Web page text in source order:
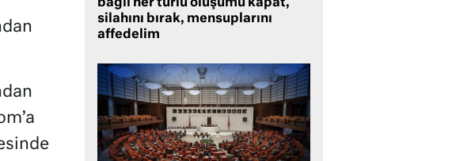
bağlı her türlü oluşumu kapat,
silahını bırak, mensuplarını
affedelim